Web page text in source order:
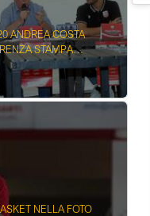
ANDREA COSTA
STAMPA
21
NELLA FOTO